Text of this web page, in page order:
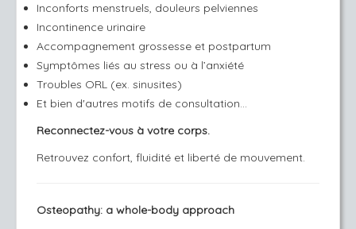
Inconforts menstruels, douleurs pelviennes
Incontinence urinaire
Accompagnement grossesse et postpartum
Symptômes liés au stress ou à l’anxiété
Troubles ORL (ex. sinusites)
Et bien d'autres motifs de consultation...
Reconnectez-vous à votre corps.
Retrouvez confort, fluidité et liberté de mouvement.
Osteopathy: a whole-body approach